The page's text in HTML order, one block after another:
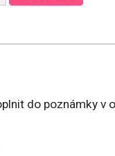
do poznámky v